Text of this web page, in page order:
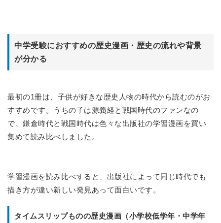
中学受験におすすめの歴史漫画・歴史の流れや背景
が分かる
最初の1冊は、子供が好きな歴史人物の時代から読むのがお
すすめです。うちの子は源義経と戦国時代のファンなの
で、鎌倉時代と戦国時代は色々な出版社の学習漫画を買い
集めて読み比べしました。
学習漫画を読み比べすると、出版社によって同じ時代でも
描き方が違い新しい発見あって面白いです。
タイムスリップものの歴史漫画（小学校低学年・中学年